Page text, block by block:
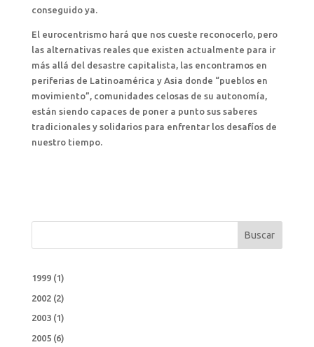
conseguido ya.
El eurocentrismo hará que nos cueste reconocerlo, pero
las alternativas reales que existen actualmente para ir
más allá del desastre capitalista, las encontramos en
periferias de Latinoamérica y Asia donde “pueblos en
movimiento”, comunidades celosas de su autonomía,
están siendo capaces de poner a punto sus saberes
tradicionales y solidarios para enfrentar los desafíos de
nuestro tiempo.
Buscar
1999(1)
2002(2)
2003(1)
2005(6)